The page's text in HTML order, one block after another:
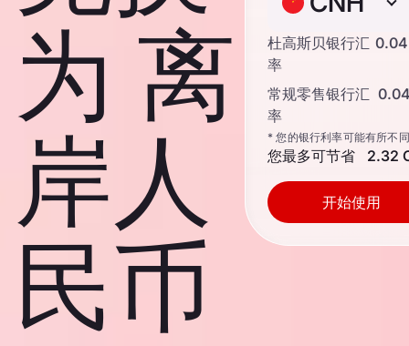
为 离
岸人
民币
杜高斯贝银行汇
率
常规零售银行汇
率
* 您的银行利率可能有所不同
您最多可节省 2.32
开始使用